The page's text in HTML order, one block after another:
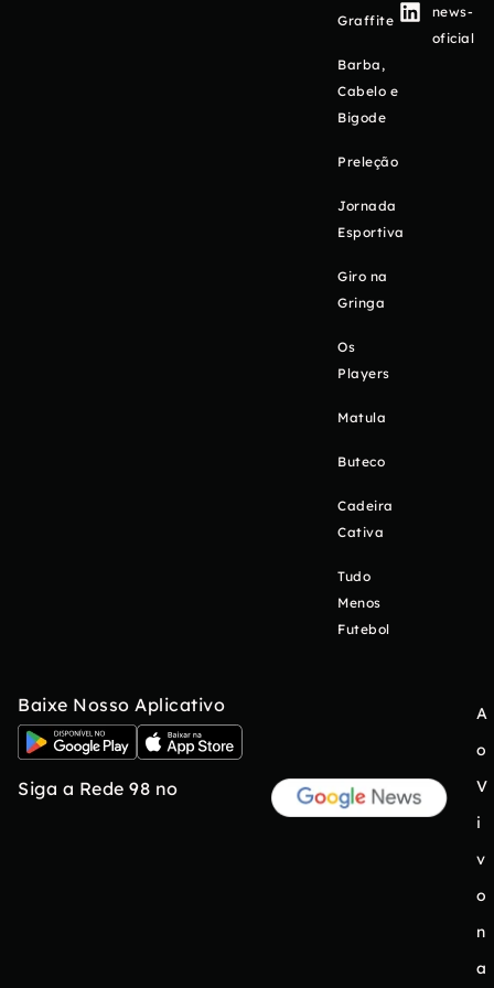
Graffite
Barba,
Cabelo e
Bigode
Preleção
Jornada
Esportiva
Giro na
Gringa
Os
Players
Matula
Buteco
Cadeira
Cativa
Tudo
Menos
Futebol
news-
oficial
Baixe Nosso Aplicativo
Siga a Rede 98 no
A
o
V
i
v
o
n
a